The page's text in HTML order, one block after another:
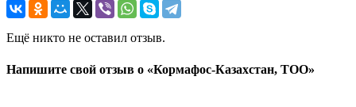
Ещё никто не оставил отзыв.
Напишите свой отзыв о «Кормафос-Казахстан, ТОО»